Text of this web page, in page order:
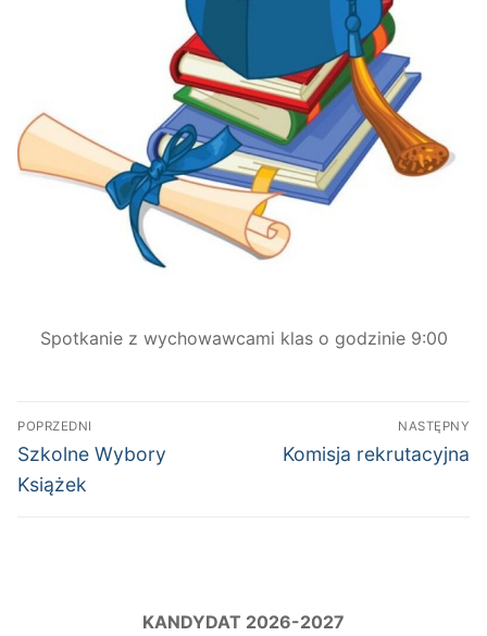
Spotkanie z wychowawcami klas o godzinie 9:00
Nawigacja
wpisu
POPRZEDNI
Poprzedni
wpis:
Szkolne Wybory
Książek
NASTĘPNY
Następny
Komisja rekrutacyjna
KANDYDAT 2026-2027